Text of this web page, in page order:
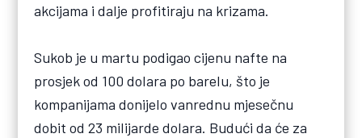
akcijama i dalje profitiraju na krizama.
Sukob je u martu podigao cijenu nafte na
prosjek od 100 dolara po barelu, što je
kompanijama donijelo vanrednu mjesečnu
dobit od 23 milijarde dolara. Budući da će za